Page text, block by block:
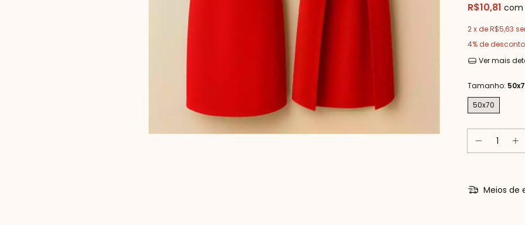
R$10,81 com
2x deR$5,63
4% de desconto
Ver mais
Tamanho:
50x70
Meios de